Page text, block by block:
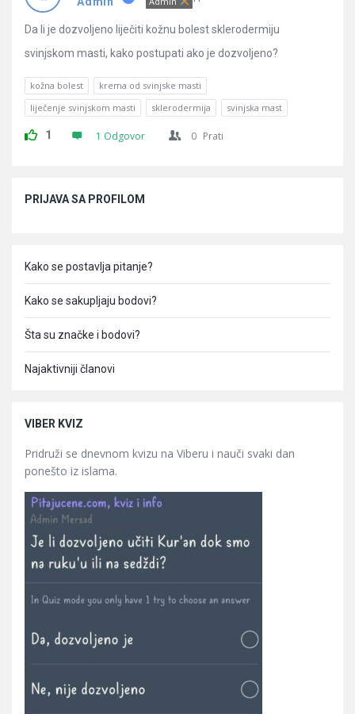
Da li je dozvoljeno liječiti kožnu bolest sklerodermiju
svinjskom masti, kako postupati ako je dozvoljeno?
kožna bolest
krema od svinjske masti
liječenje svinjskom masti
sklerodermija svinjska mast
1 1 Odgovor 0 Prati
PRIJAVA SA PROFILOM
Kako se postavlja pitanje?
Kako se sakupljaju bodovi?
Šta su značke i bodovi?
Najaktivniji članovi
VIBER KVIZ
Pridruži se dnevnom kvizu na Viberu i nauči svaki dan
ponešto iz islama.